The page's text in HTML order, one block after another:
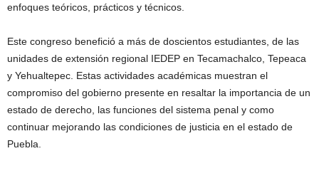
enfoques teóricos, prácticos y técnicos.
Este congreso benefició a más de doscientos estudiantes, de las
unidades de extensión regional IEDEP en Tecamachalco, Tepeaca
y Yehualtepec. Estas actividades académicas muestran el
compromiso del gobierno presente en resaltar la importancia de un
estado de derecho, las funciones del sistema penal y como
continuar mejorando las condiciones de justicia en el estado de
Puebla.